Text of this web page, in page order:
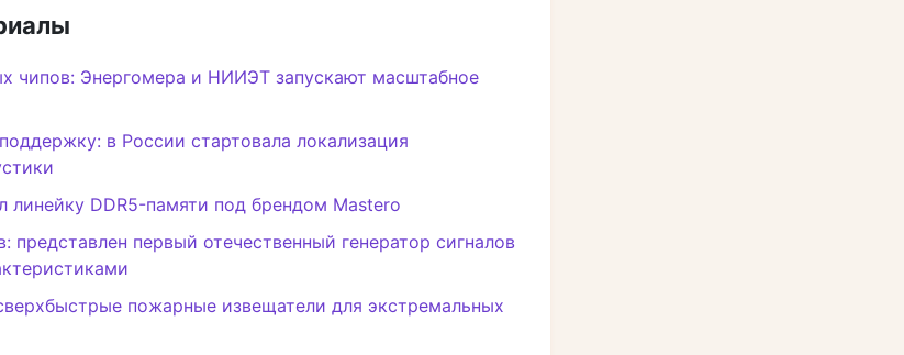
чипов: Энергомера и НИИЭТ запускают масштабное
в России стартовала локализация
линейку DDR5-памяти под брендом Mastero
представлен первый отечественный генератор сигналов
пожарные извещатели для экстремальных